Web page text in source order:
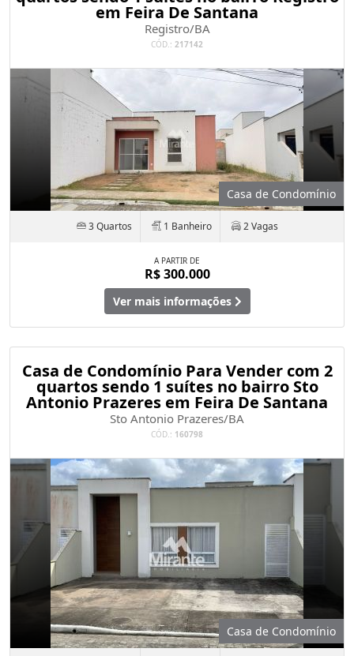
em Feira De Santana
Registro/BA
CÓD.: 217142
Casa de Condomínio
3 Quartos 1 Banheiro 2 Vagas
A PARTIR DE
R$ 300.000
Ver mais informações
Casa de Condomínio Para Vender com 2
quartos sendo 1 suítes no bairro Sto
Antonio Prazeres em Feira De Santana
Sto Antonio Prazeres/BA
CÓD.: 160798
Casa de Condomínio